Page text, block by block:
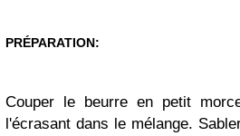
PRÉPARATION:
Couper le beurre en petit
l'écrasant dans le mélange.